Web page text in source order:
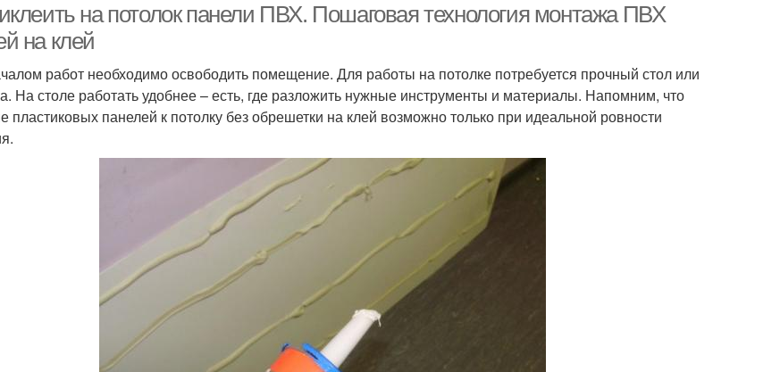
на потолок панели ПВХ. Пошаговая технология монтажа ПВХ
на клей
работ необходимо освободить помещение. Для работы на потолке потребуется прочный стол или
На столе работать удобнее – есть, где разложить нужные инструменты и материалы. Напомним, что
пластиковых панелей к потолку без обрешетки на клей возможно только при идеальной ровности